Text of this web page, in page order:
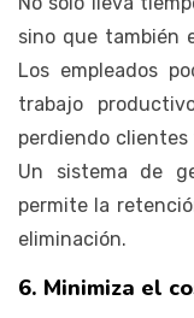
sino que también
Los empleados
trabajo
perdiendo
Un sistema de
permite la
eliminación.
6. Minimiza el